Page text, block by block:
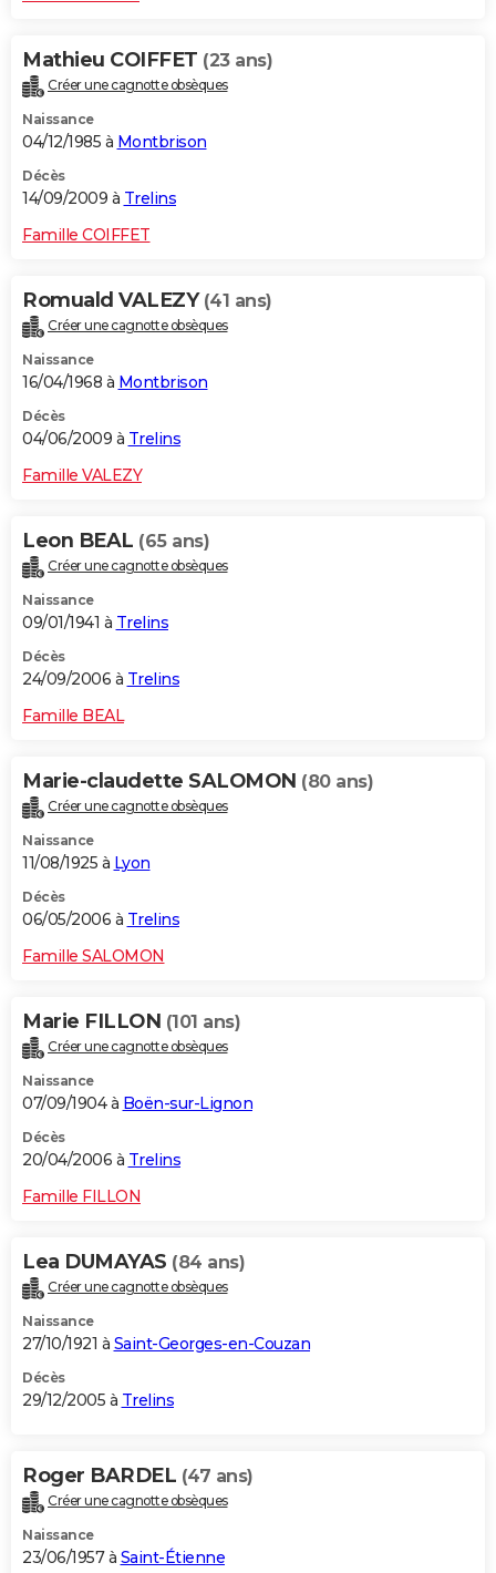
Mathieu COIFFET (23 ans)
Créer une cagnotte obsèques
Naissance
04/12/1985 à Montbrison
Décès
14/09/2009 à Trelins
Famille COIFFET
Romuald VALEZY (41 ans)
Créer une cagnotte obsèques
Naissance
16/04/1968 à Montbrison
Décès
04/06/2009 à Trelins
Famille VALEZY
Leon BEAL (65 ans)
Créer une cagnotte obsèques
Naissance
09/01/1941 à Trelins
Décès
24/09/2006 à Trelins
Famille BEAL
Marie-claudette SALOMON (80 ans)
Créer une cagnotte obsèques
Naissance
11/08/1925 à Lyon
Décès
06/05/2006 à Trelins
Famille SALOMON
Marie FILLON (101 ans)
Créer une cagnotte obsèques
Naissance
07/09/1904 à Boën-sur-Lignon
Décès
20/04/2006 à Trelins
Famille FILLON
Lea DUMAYAS (84 ans)
Créer une cagnotte obsèques
Naissance
27/10/1921 à Saint-Georges-en-Couzan
Décès
29/12/2005 à Trelins
Roger BARDEL (47 ans)
Créer une cagnotte obsèques
Naissance
23/06/1957 à Saint-Étienne